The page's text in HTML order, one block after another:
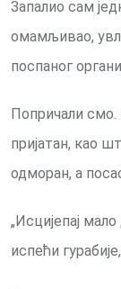
Запалио сам
омамљивао,
поспаног
Попричали смо.
пријатан, као
одморан, а
„Исцијепај
испећи